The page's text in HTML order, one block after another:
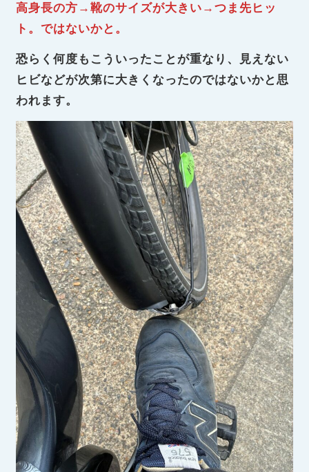
高身長の方→靴のサイズが大きい→つま先ヒッ
ト。ではないかと。
恐らく何度もこういったことが重なり、見えない
ヒビなどが次第に大きくなったのではないかと思
われます。